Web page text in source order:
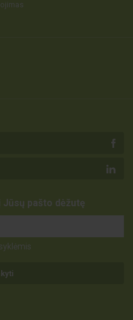
pašto dėžutę